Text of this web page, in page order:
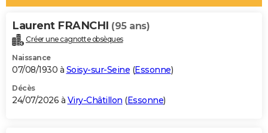
Alimentation
Guide de la santé
Maladies
Médicaments
Sommeil
VOYAGE
Destinations
City break
Voyage nature
Voyage de noces
Forum
Climat
+PHOTO
GUIDES D'ACHAT
BONS PLANS
Laurent FRANCHI (95 ans)
Créer une cagnotte obsèques
Naissance
07/08/1930 à Soisy-sur-Seine (Essonne)
Décès
24/07/2026 à Viry-Châtillon (Essonne)